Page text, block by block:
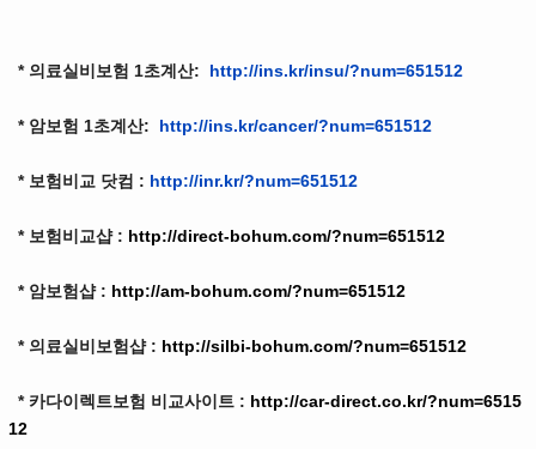
* 의료실비보험 1초계산: http://ins.kr/insu/?num=651512
* 암보험 1초계산: http://ins.kr/cancer/?num=651512
* 보험비교 닷컴 : http://inr.kr/?num=651512
* 보험비교샵 : http://direct-bohum.com/?num=651512
* 암보험샵 : http://am-bohum.com/?num=651512
* 의료실비보험샵 : http://silbi-bohum.com/?num=651512
* 카다이렉트보험 비교사이트 : http://car-direct.co.kr/?num=6515
12